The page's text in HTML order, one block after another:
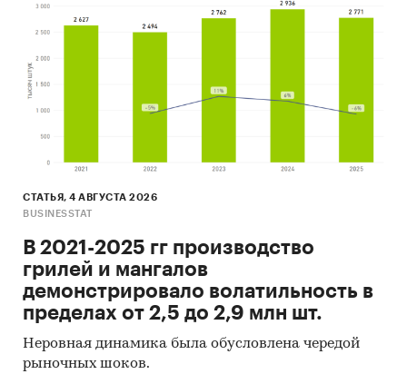
импорте в Россию и экспорте из России
большое число различных показателей:
Категория продукта
Год импорта/экспорта
Месяц импорта/экспорта
Страны получатели, отправители и
производители товара
Объем импорта и экспорта в натуральном
выражении
Объем импорта и экспорта в стоимостном
выражении
СТАТЬЯ, 4 АВГУСТА 2026
BUSINESSTAT
В 2021-2025 гг производство
грилей и мангалов
демонстрировало волатильность в
пределах от 2,5 до 2,9 млн шт.
Неровная динамика была обусловлена чередой
рыночных шоков.